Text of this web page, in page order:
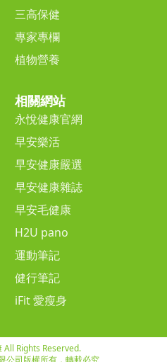
三高保健
專家專欄
植物營養
相關網站
永悅健康官網
早安樂活
早安健康嚴選
早安健康雜誌
早安毛健康
H2U pano
運動筆記
健行筆記
iFit 愛瘦身
Rights Reserved.
公司版權所有，轉載必究